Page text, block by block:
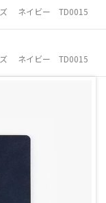
ズ ネイビー TD0015
ズ ネイビー TD0015